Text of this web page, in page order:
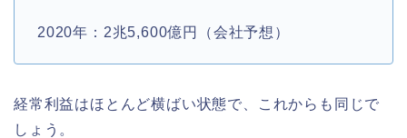
2020年：2兆5,600億円（会社予想）
経常利益はほとんど横ばい状態で、これからも同じで
しょう。